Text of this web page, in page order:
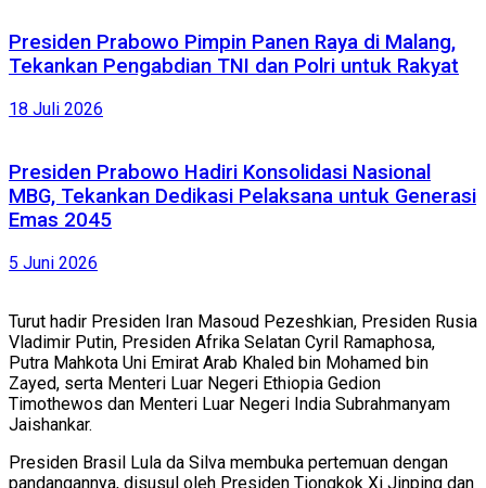
Presiden Prabowo Pimpin Panen Raya di Malang,
Tekankan Pengabdian TNI dan Polri untuk Rakyat
18 Juli 2026
Presiden Prabowo Hadiri Konsolidasi Nasional
MBG, Tekankan Dedikasi Pelaksana untuk Generasi
Emas 2045
5 Juni 2026
Turut hadir Presiden Iran Masoud Pezeshkian, Presiden Rusia
Vladimir Putin, Presiden Afrika Selatan Cyril Ramaphosa,
Putra Mahkota Uni Emirat Arab Khaled bin Mohamed bin
Zayed, serta Menteri Luar Negeri Ethiopia Gedion
Timothewos dan Menteri Luar Negeri India Subrahmanyam
Jaishankar.
Presiden Brasil Lula da Silva membuka pertemuan dengan
pandangannya, disusul oleh Presiden Tiongkok Xi Jinping dan